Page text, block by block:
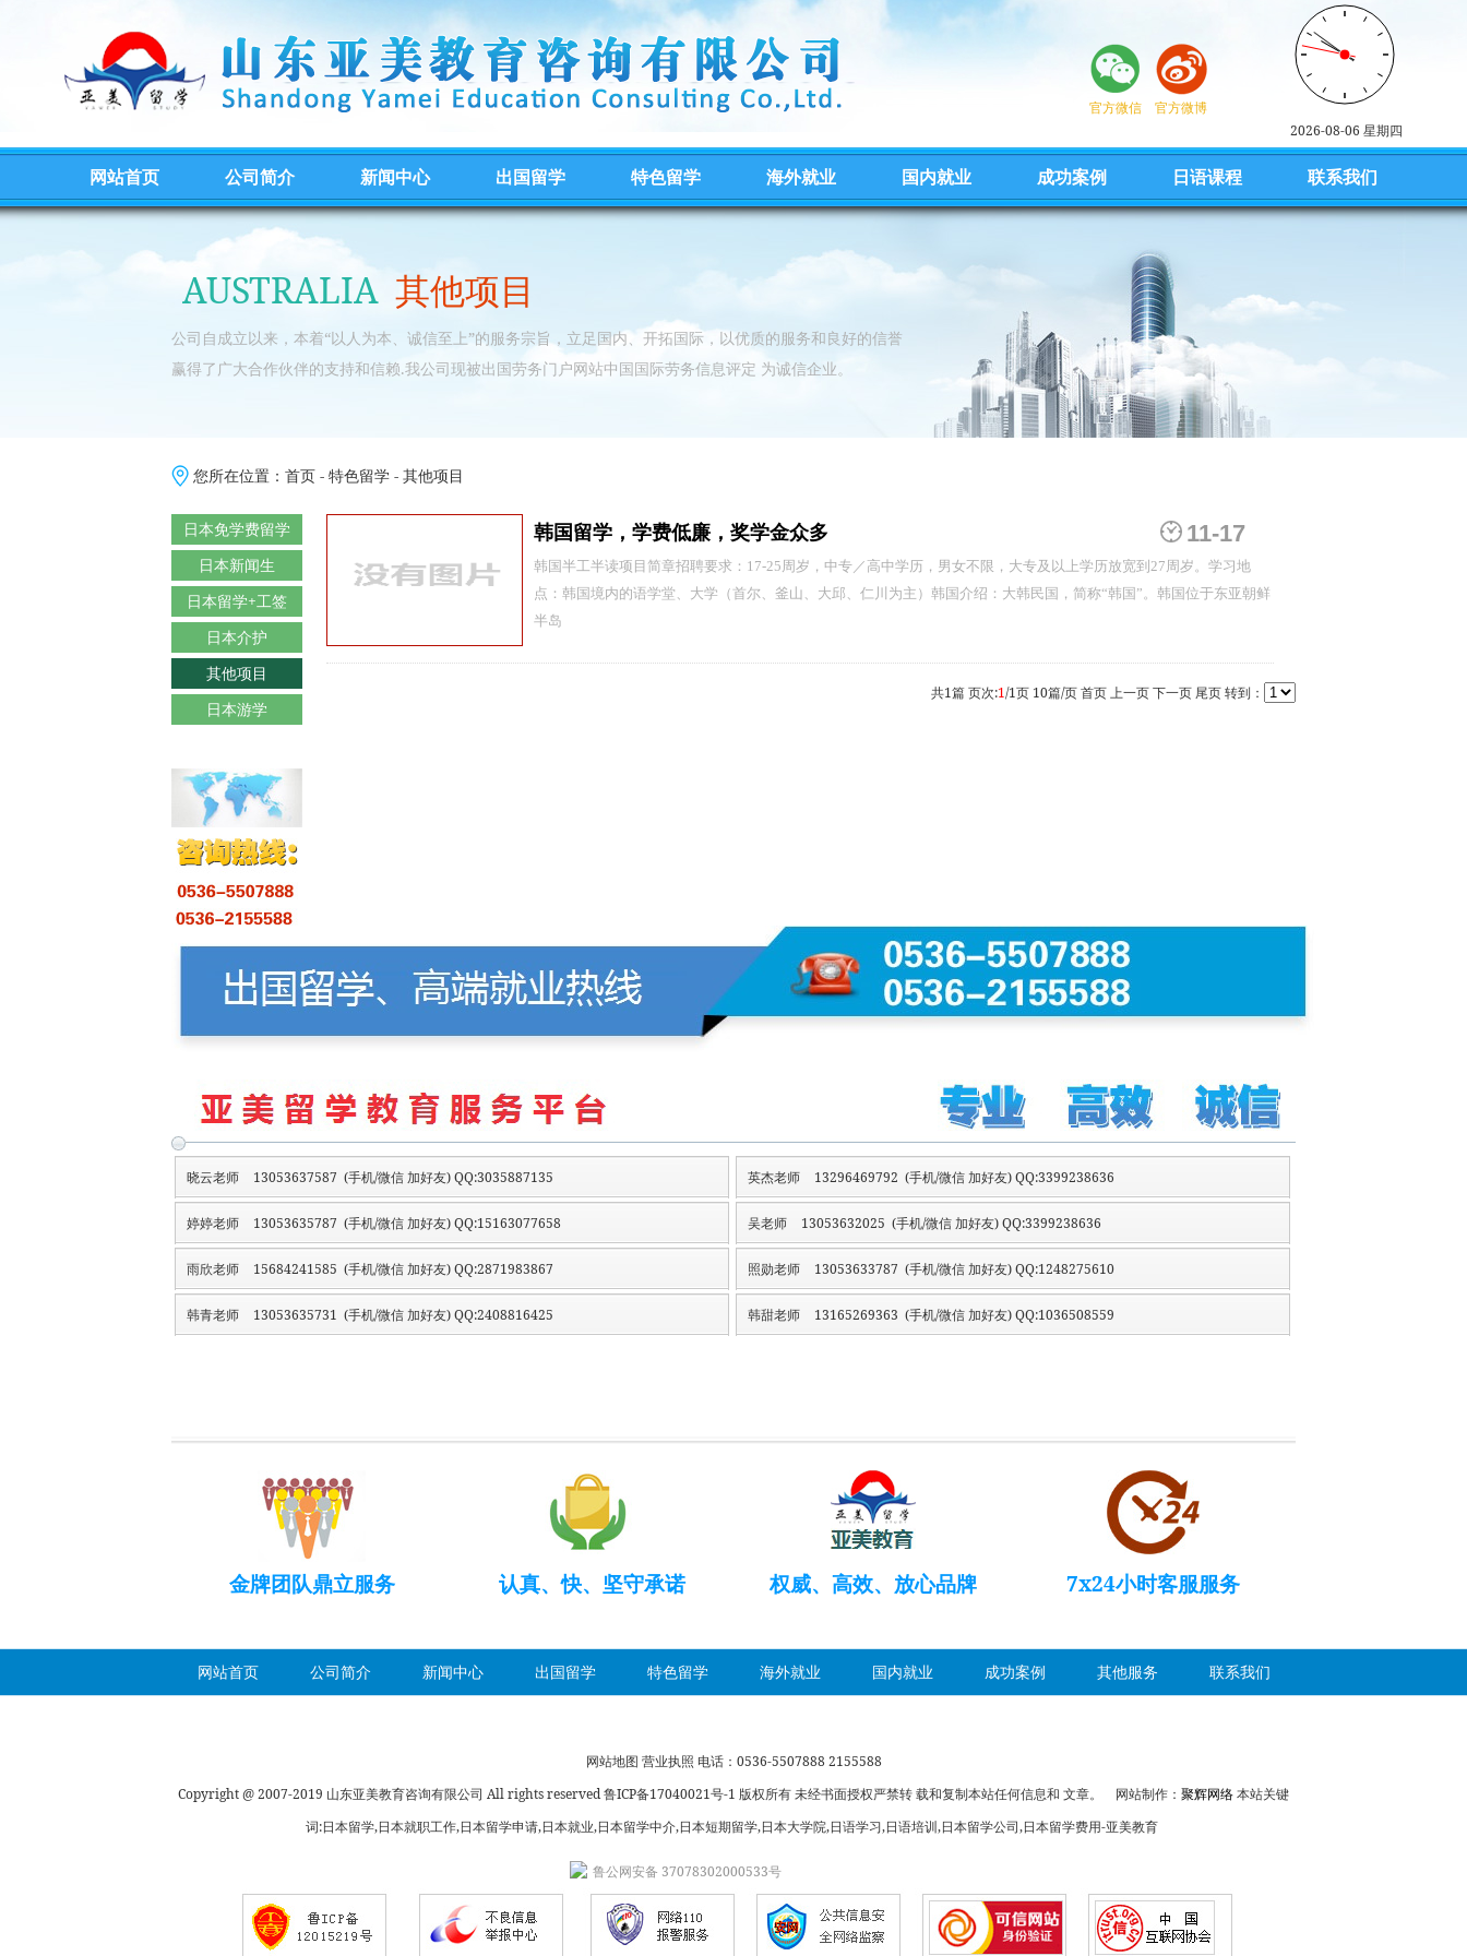
官方微信
官方微博
2026-08-06 星期四
网站首页 公司简介 新闻中心 出国留学 特色留学 海外就业 国内就业 成功案例 日语课程 联系我们
AUSTRALIA 其他项目
公司自成立以来，本着“以人为本、诚信至上”的服务宗旨，立足国内、开拓国际，以优质的服务和良好的信誉
赢得了广大合作伙伴的支持和信赖.我公司现被出国劳务门户网站中国国际劳务信息评定 为诚信企业。
您所在位置： 首页 - 特色留学 - 其他项目
日本免学费留学
日本新闻生
日本留学+工签
日本介护
其他项目
日本游学
11-17
韩国留学，学费低廉，奖学金众多
韩国半工半读项目简章招聘要求：17-25周岁，中专／高中学历，男女不限，大专及以上学历放宽到27周岁。学习地
点：韩国境内的语学堂、大学（首尔、釜山、大邱、仁川为主）韩国介绍：大韩民国，简称“韩国”。韩国位于东亚朝鲜
半岛
共1篇 页次:1/1页 10篇/页首页上一页下一页 尾页转到：
晓云老师 13053637587 (手机/微信 加好友) QQ:3035887135 英杰老师 13296469792 (手机/微信 加好友) QQ:3399238636
婷婷老师 13053635787 (手机/微信 加好友) QQ:15163077658 吴老师 13053632025 (手机/微信 加好友) QQ:3399238636
雨欣老师 15684241585 (手机/微信 加好友) QQ:2871983867 照勋老师 13053633787 (手机/微信 加好友) QQ:1248275610
韩青老师 13053635731 (手机/微信 加好友) QQ:2408816425 韩甜老师 13165269363 (手机/微信 加好友) QQ:1036508559
金牌团队鼎立服务 认真、快、坚守承诺 权威、高效、放心品牌 7x24小时客服服务
网站首页 公司简介 新闻中心 出国留学 特色留学 海外就业 国内就业 成功案例 其他服务 联系我们
网站地图 营业执照 电话：0536-5507888 2155588
Copyright @ 2007-2019 山东亚美教育咨询有限公司 All rights reserved鲁ICP备17040021号-1 版权所有 未经书面授权严禁转 载和复制本站任何信息和 文章。 网站制作： 聚辉网络本站关键
词:日本留学,日本就职工作,日本留学申请,日本就业,日本留学中介,日本短期留学,日本大学院,日语学习,日语培训,日本留学公司,日本留学费用-亚美教育
鲁公网安备 37078302000533号